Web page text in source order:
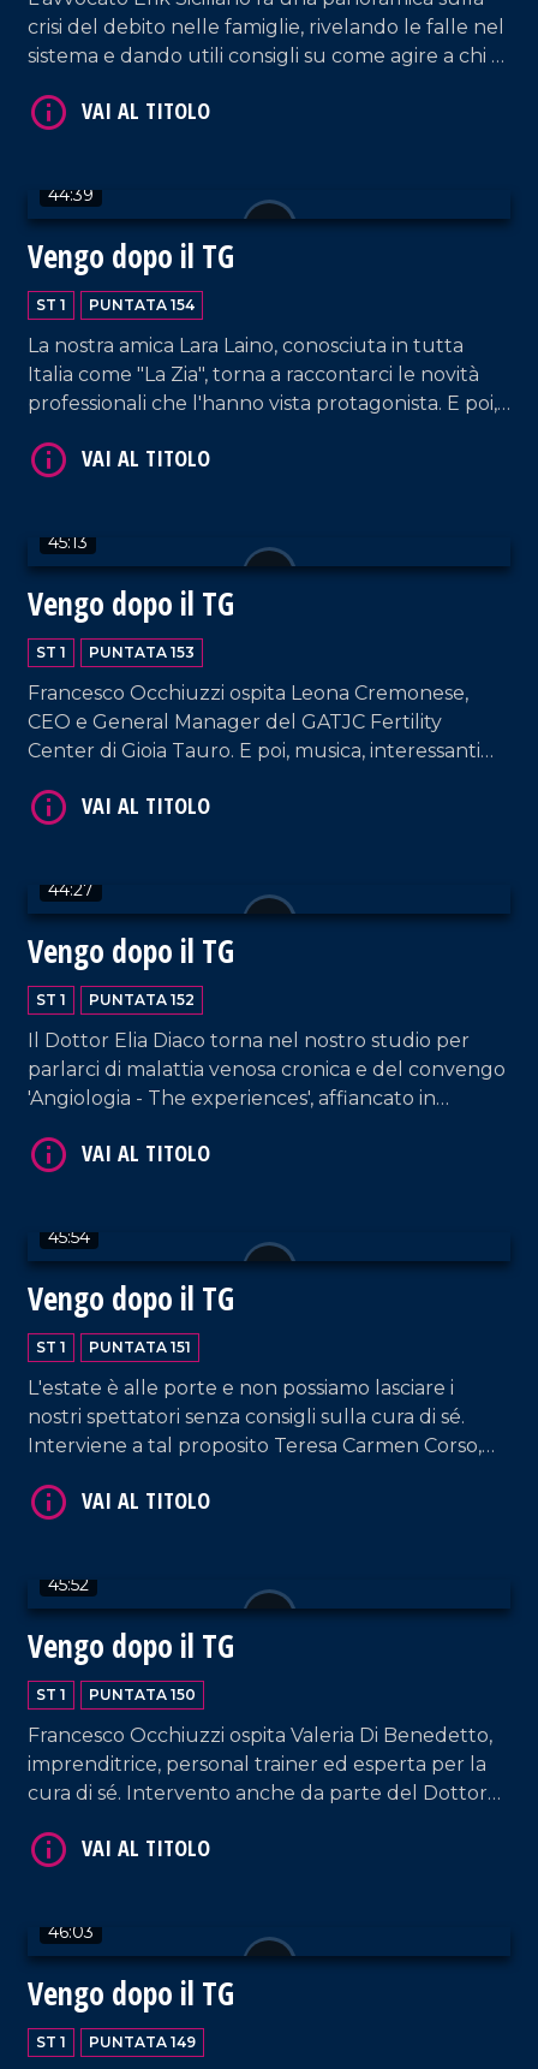
crisi del debito nelle famiglie, rivelando le falle nel
sistema e dando utili consigli su come agire a chi è
44:39
Vengo dopo il TG
ST 1 PUNTATA 154
La nostra amica Lara Laino, conosciuta in tutta
Italia come "La Zia", torna a raccontarci le novità
professionali che l'hanno vista protagonista. E poi,
suo chitarrista Tani Lo Schiavo) racconta la sua
Stella".
45:13
Vengo dopo il TG
ST 1 PUNTATA 153
Francesco Occhiuzzi ospita Leona Cremonese,
CEO e General Manager del GATJC Fertility
Center di Gioia Tauro. E poi, musica, interessanti
44:27
Vengo dopo il TG
ST 1 PUNTATA 152
Il Dottor Elia Diaco torna nel nostro studio per
parlarci di malattia venosa cronica e del convengo
'Angiologia - The experiences', affiancato in
Presidente onorario della International Union of
noto sui social per il suo "E Walaaaa".
45:54
Vengo dopo il TG
ST 1 PUNTATA 151
L'estate è alle porte e non possiamo lasciare i
nostri spettatori senza consigli sulla cura di sé.
Interviene a tal proposito Teresa Carmen Corso,
styling. Nel corso della puntata, collegamento con
45:52
Vengo dopo il TG
ST 1 PUNTATA 150
Francesco Occhiuzzi ospita Valeria Di Benedetto,
imprenditrice, personal trainer ed esperta per la
cura di sé. Intervento anche da parte del Dottor
Nostra Signora dello Scoglio. E poi, musica dal vivo,
46:03
Vengo dopo il TG
ST 1 PUNTATA 149
VAI AL TITOLO
VAI AL TITOLO
VAI AL TITOLO
VAI AL TITOLO
VAI AL TITOLO
VAI AL TITOLO